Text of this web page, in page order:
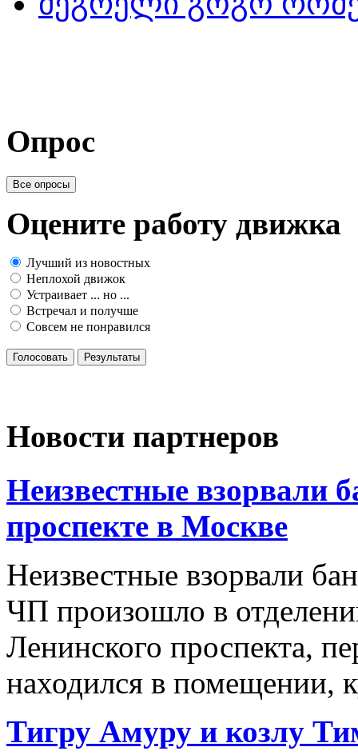
Опрос
Все опросы
Оцените работу движка
Лучший из новостных
Неплохой движок
Устраивает ... но ...
Встречал и получше
Совсем не понравился
Голосовать Результаты
Новости партнеров
Неизвестные взорвали
проспекте в Москве
Неизвестные взорвали
ЧП произошло в
Ленинского проспекта,
находился в помещении,
Тигру Амуру и козлу